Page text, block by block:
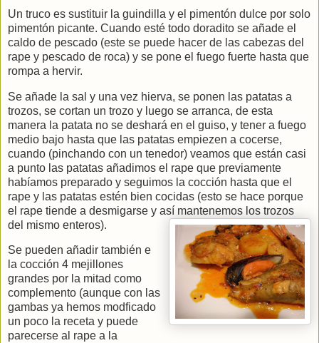
Un truco es sustituir la guindilla y el pimentón dulce por solo
pimentón picante. Cuando esté todo doradito se añade el
caldo de pescado (este se puede hacer de las cabezas del
rape y pescado de roca) y se pone el fuego fuerte hasta que
rompa a hervir.
Se añade la sal y una vez hierva, se ponen las patatas a
trozos, se cortan un trozo y luego se arranca, de esta
manera la patata no se deshará en el guiso, y tener a fuego
medio bajo hasta que las patatas empiezen a cocerse,
cuando (pinchando con un tenedor) veamos que están casi
a punto las patatas añadimos el rape que previamente
habíamos preparado y seguimos la cocción hasta que el
rape y las patatas estén bien cocidas (esto se hace porque
el rape tiende a desmigarse y así mantenemos los trozos
del mismo enteros).
Se pueden añadir también e
la cocción 4 mejillones
grandes por la mitad como
complemento (aunque con las
gambas ya hemos modficado
un poco la receta y puede
parecerse al rape a la